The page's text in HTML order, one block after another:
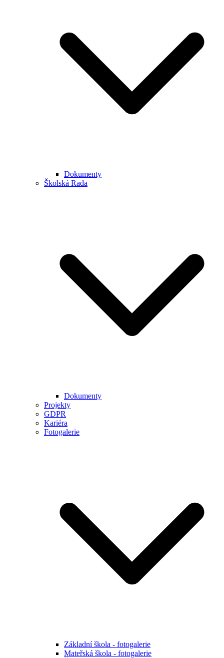
Dokumenty
Školská Rada
Dokumenty
Projekty
GDPR
Kariéra
Fotogalerie
Základní škola - fotogalerie
Mateřská škola - fotogalerie